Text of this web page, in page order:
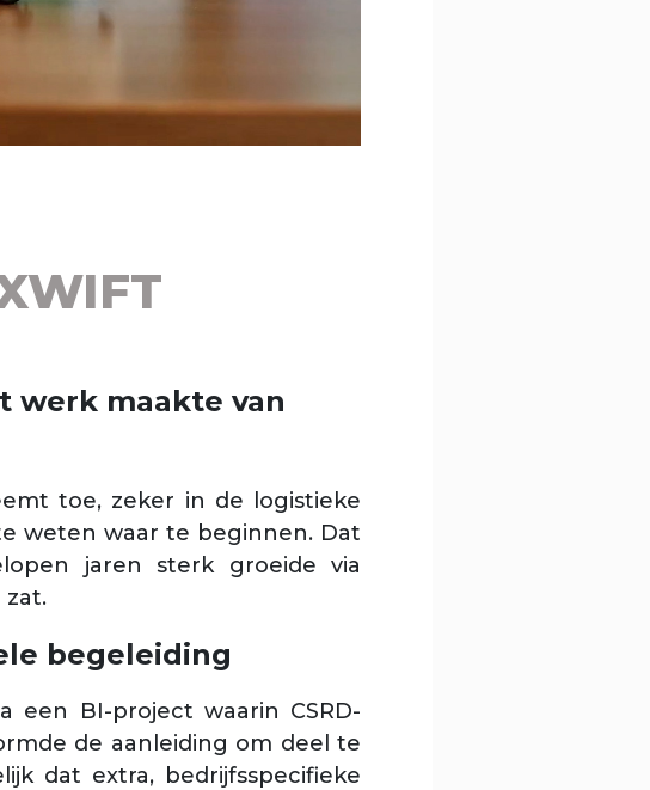
werk maakte van
toe, zeker in de logistieke
weten waar te beginnen. Dat
jaren sterk groeide via
zat.
begeleiding
BI-project waarin CSRD-
de aanleiding om deel te
dat extra, bedrijfsspecifieke